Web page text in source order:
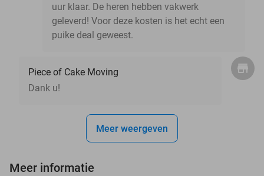
uur klaar. De heren hebben vakwerk
geleverd! Voor deze kosten is het echt een
puike deal geweest.
Piece of Cake Moving
Dank u!
Meer weergeven
Meer informatie